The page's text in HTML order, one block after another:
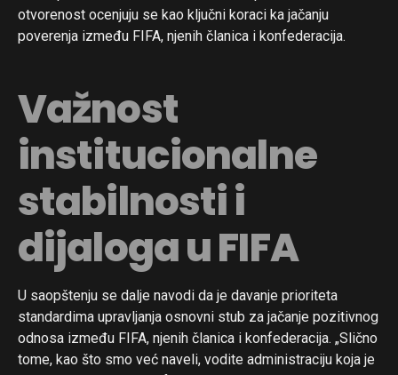
otvorenost ocenjuju se kao ključni koraci ka jačanju
poverenja između FIFA, njenih članica i konfederacija.
Važnost
institucionalne
stabilnosti i
dijaloga u FIFA
U saopštenju se dalje navodi da je davanje prioriteta
standardima upravljanja osnovni stub za jačanje pozitivnog
odnosa između FIFA, njenih članica i konfederacija. „Slično
tome, kao što smo već naveli, vodite administraciju koja je